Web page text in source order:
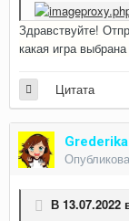
Здравствуйте!
какая игра
Цитата
Grederika
В 13.07.2022